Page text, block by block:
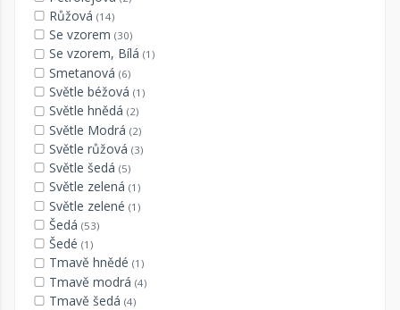
Růžová (14)
Se vzorem (30)
Se vzorem, Bílá (1)
Smetanová (6)
Světle béžová (1)
Světle hnědá (2)
Světle Modrá (2)
Světle růžová (3)
Světle šedá (5)
Světle zelená (1)
Světle zelené (1)
Šedá (53)
Šedé (1)
Tmavě hnědé (1)
Tmavě modrá (4)
Tmavě šedá (4)